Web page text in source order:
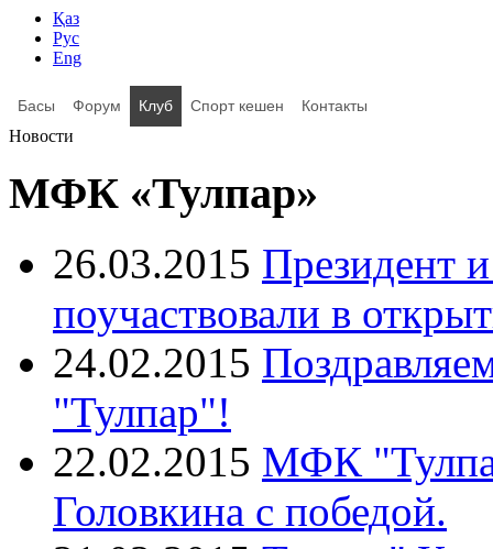
Қаз
Рус
Eng
Басы Форум Клуб Спорт кешен Контакты
Новости
МФК «Тулпар»
26.03.2015 Президент
поучаствовали в
24.02.2015
"Тулпар"!
22.02.2015 МФК
Головкина с победой.